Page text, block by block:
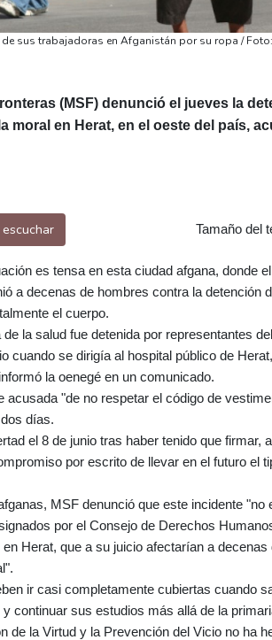
de sus trabajadoras en Afganistán por su ropa /
(MSF) denunció el jueves la
moral en Herat, en el oeste del país,
Tamaño del
es tensa en esta ciudad afgana, donde
a decenas de hombres contra la detención
el cuerpo.
la salud fue detenida por representantes
cuando se dirigía al hospital público de
la oenegé en un comunicado.
acusada "de no respetar el código de
días.
el 8 de junio tras haber tenido que firmar,
por escrito de llevar en el futuro el
MSF denunció que este incidente "no
por el Consejo de Derechos
Herat, que a su juicio afectarían a
ir casi completamente cubiertas cuando
continuar sus estudios más allá de la
de la Virtud y la Prevención del Vicio no ha